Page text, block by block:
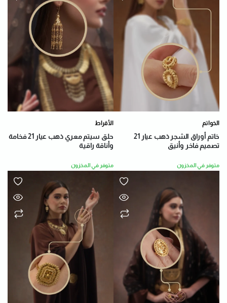
الأقراط
حلق سيتم معري ذهب عيار 21 فخامة
وأناقة راقية
متوفر في المخزون
الخواتم
خاتم أوراق الشجر ذهب عيار 21
تصميم فاخر وأنيق
متوفر في المخزون